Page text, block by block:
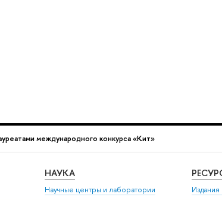
международного конкурса «Кит»
НАУКА
Научные центры и лаборатории